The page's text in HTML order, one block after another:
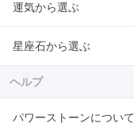
運気から選ぶ
星座石から選ぶ
ヘルプ
パワーストーンについて